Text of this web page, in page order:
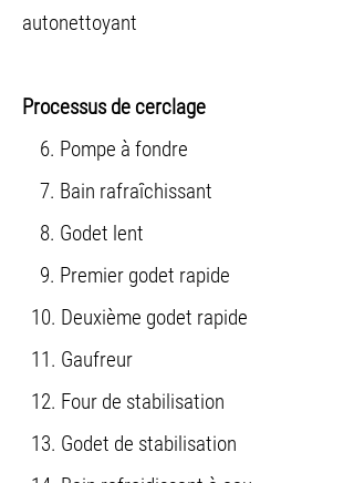
autonettoyant
Processus de cerclage
6. Pompe à fondre
7. Bain rafraîchissant
8. Godet lent
9. Premier godet rapide
10. Deuxième godet rapide
11. Gaufreur
12. Four de stabilisation
13. Godet de stabilisation